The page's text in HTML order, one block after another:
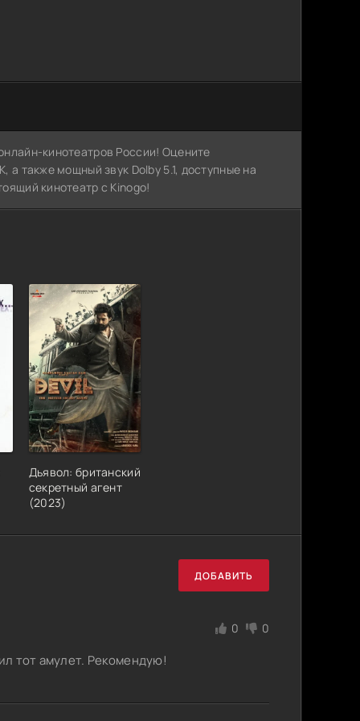
кинотеатров России! Оцените
а также мощный звук Dolby 5.1, доступные на
кинотеатр с Kinogo!
Дьявол: британский
секретный агент
(2023)
ДОБАВИТЬ
0 0
тот амулет. Рекомендую!